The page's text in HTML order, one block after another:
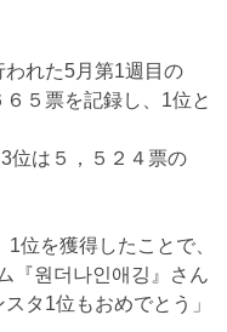
れた5月第1週目の
６５票を記録し、1位と
位は５，５２４票の
位を獲得したことで、
『원더나인애깅』さん
タ1位もおめでとう」